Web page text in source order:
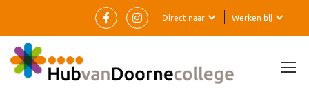
Werken bij
Direct naar